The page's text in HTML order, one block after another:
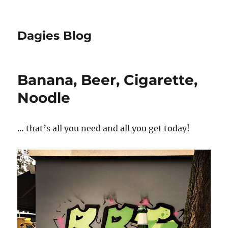
Dagies Blog
Banana, Beer, Cigarette,
Noodle
… that’s all you need and all you get today!